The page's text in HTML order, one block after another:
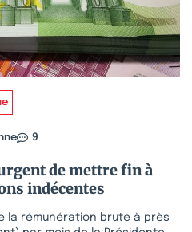
9
de mettre fin à
indécentes
la rémunération brute à près